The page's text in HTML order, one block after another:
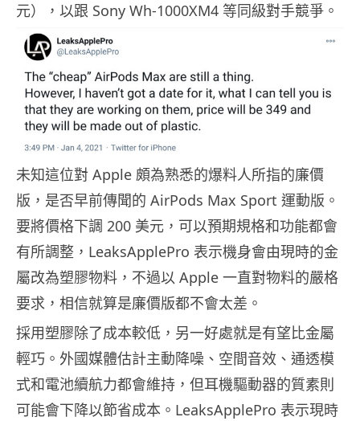
元），以跟 Sony Wh-1000XM4 等同級對手競爭。
未知這位對 Apple 頗為熟悉的爆料人所指的廉價
版，是否早前傳聞的 AirPods Max Sport 運動版。
要將價格下調 200 美元，可以預期規格和功能都會
有所調整，LeaksApplePro 表示機身會由現時的金
屬改為塑膠物料，不過以 Apple 一直對物料的嚴格
要求，相信就算是廉價版都不會太差。
採用塑膠除了成本較低，另一好處就是有望比金屬
輕巧。外國媒體估計主動降噪、空間音效、通透模
式和電池續航力都會維持，但耳機驅動器的質素則
可能會下降以節省成本。LeaksApplePro 表示現時